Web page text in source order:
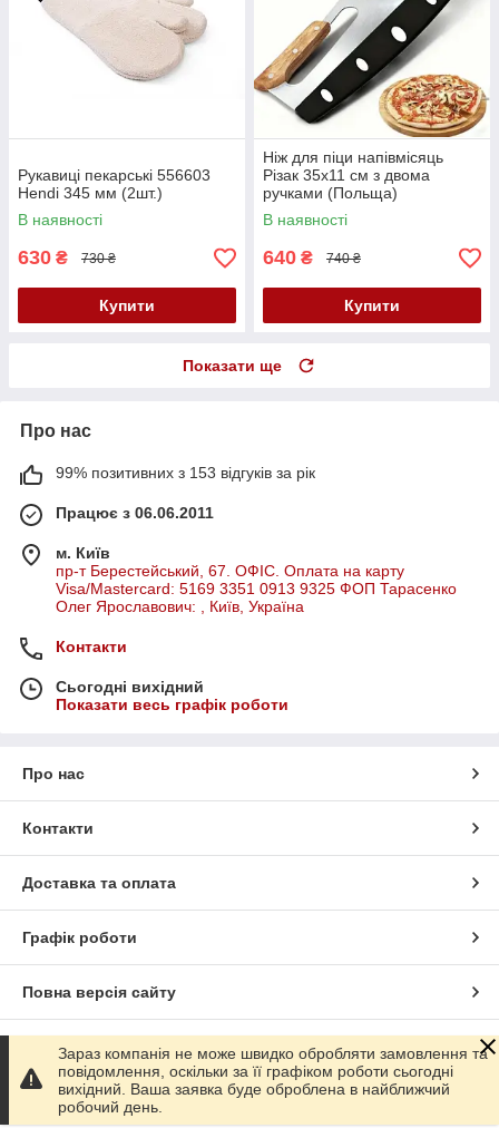
Рукавиці пекарські 556603
Hendi 345 мм (2шт.)
В наявності
630 ₴ 730 ₴
Купити
Ніж для піци напівмісяць
Різак 35х11 см з двома
ручками (Польща)
В наявності
640 ₴ 740 ₴
Купити
Показати ще
Про нас
99% позитивних з 153 відгуків за рік
Працює з 06.06.2011
м. Київ
пр-т Берестейський, 67. ОФІС. Оплата на карту
Visa/Mastercard: 5169 3351 0913 9325 ФОП Тарасенко
Олег Ярославович: , Київ, Україна
Контакти
Сьогодні вихідний
Показати весь графік роботи
Про нас
Контакти
Доставка та оплата
Графік роботи
Повна версія сайту
Сайт створено на маркетплейсі Prom.ua
Політика конфіденційності
Зараз компанія не може швидко обробляти замовлення та
повідомлення, оскільки за її графіком роботи сьогодні
вихідний. Ваша заявка буде оброблена в найближчий
робочий день.